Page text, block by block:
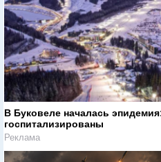
В Буковеле началась
госпитализированы
Реклама